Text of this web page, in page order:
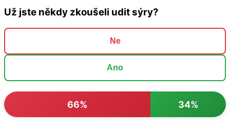
Už jste někdy zkoušeli udit sýry?
Ne
Ano
66% 34%